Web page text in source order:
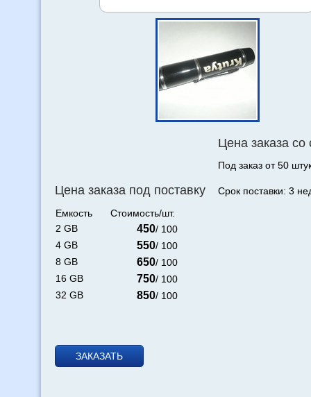
Цена заказа под поставку
Емкость
Стоимость/шт.
2 GB
450/ 100
4 GB
550/ 100
8 GB
650/ 100
16 GB
750/ 100
32 GB
850/ 100
Цена заказа со
Под заказ от 50
Срок поставки: 3
ЗАКАЗАТЬ